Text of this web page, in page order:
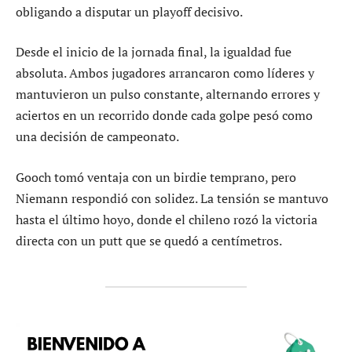
obligando a disputar un playoff decisivo.
Desde el inicio de la jornada final, la igualdad fue
absoluta. Ambos jugadores arrancaron como líderes y
mantuvieron un pulso constante, alternando errores y
aciertos en un recorrido donde cada golpe pesó como
una decisión de campeonato.
Gooch tomó ventaja con un birdie temprano, pero
Niemann respondió con solidez. La tensión se mantuvo
hasta el último hoyo, donde el chileno rozó la victoria
directa con un putt que se quedó a centímetros.